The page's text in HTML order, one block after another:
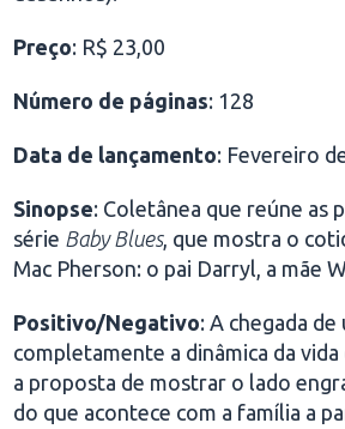
Preço: R$ 23,00
Número de páginas: 128
Data de lançamento: Fevereiro
Sinopse: Coletânea que reúne as
série Baby Blues, que mostra o
Mac Pherson: o pai Darryl, a mãe
Positivo/Negativo: A chegada
completamente a dinâmica da vida
a proposta de mostrar o lado
do que acontece com a família a